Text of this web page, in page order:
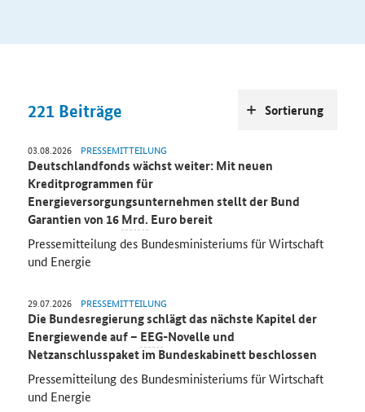
221 Beiträge
03.08.2026 PRESSEMITTEILUNG
Deutschlandfonds wächst weiter: Mit neuen
Kreditprogrammen für
Energieversorgungsunternehmen stellt der Bund
Garantien von 16Mrd. Euro bereit
Pressemitteilung des Bundesministeriums für Wirtschaft
und Energie
29.07.2026 PRESSEMITTEILUNG
Die Bundesregierung schlägt das nächste Kapitel der
Energiewende auf – EEG-Novelle und
Netzanschlusspaket im Bundeskabinett beschlossen
Pressemitteilung des Bundesministeriums für Wirtschaft
und Energie
Sortierung